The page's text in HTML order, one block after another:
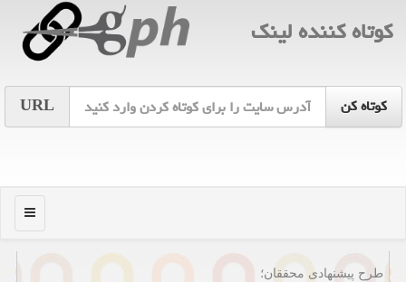
كوتاه كننده لینك
URL
منو
طرح پیشنهادی محققان؛